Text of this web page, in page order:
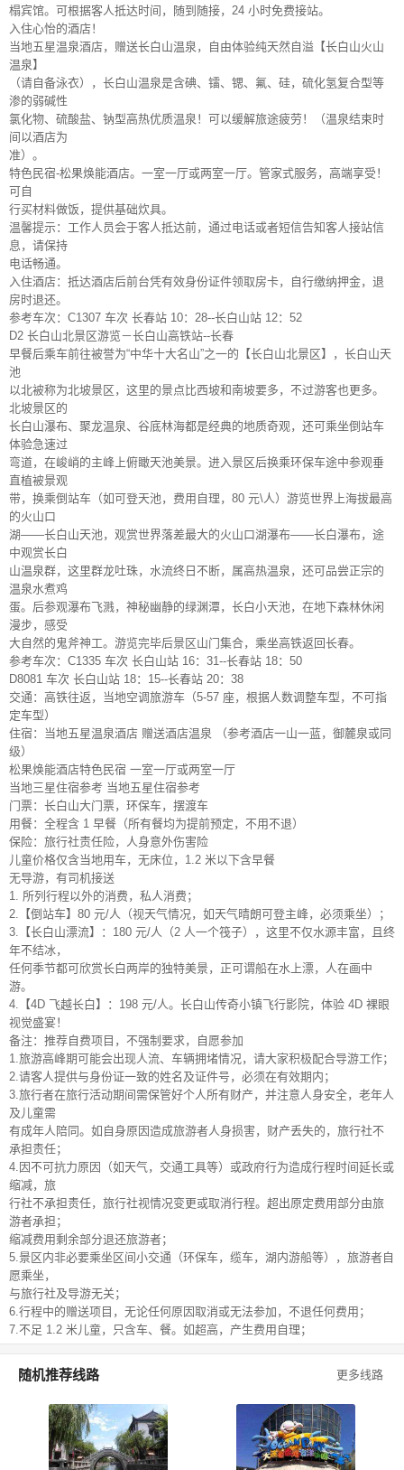
榻宾馆。可根据客人抵达时间，随到随接，24 小时免费接站。
入住心怡的酒店！
当地五星温泉酒店，赠送长白山温泉，自由体验纯天然自溢【长白山火山
温泉】
（请自备泳衣），长白山温泉是含碘、镭、锶、氟、硅，硫化氢复合型等
渗的弱碱性
氯化物、硫酸盐、钠型高热优质温泉！可以缓解旅途疲劳！（温泉结束时
间以酒店为
准）。
特色民宿-松果焕能酒店。一室一厅或两室一厅。管家式服务，高端享受！
可自
行买材料做饭，提供基础炊具。
温馨提示：工作人员会于客人抵达前，通过电话或者短信告知客人接站信
息，请保持
电话畅通。
入住酒店：抵达酒店后前台凭有效身份证件领取房卡，自行缴纳押金，退
房时退还。
参考车次：C1307 车次 长春站 10：28--长白山站 12：52
D2 长白山北景区游览－长白山高铁站--长春
早餐后乘车前往被誉为“中华十大名山”之一的【长白山北景区】，长白山天
池
以北被称为北坡景区，这里的景点比西坡和南坡要多，不过游客也更多。
北坡景区的
长白山瀑布、聚龙温泉、谷底林海都是经典的地质奇观，还可乘坐倒站车
体验急速过
弯道，在峻峭的主峰上俯瞰天池美景。进入景区后换乘环保车途中参观垂
直植被景观
带，换乘倒站车（如可登天池，费用自理，80 元\人）游览世界上海拔最高
的火山口
湖——长白山天池，观赏世界落差最大的火山口湖瀑布——长白瀑布，途
中观赏长白
山温泉群，这里群龙吐珠，水流终日不断，属高热温泉，还可品尝正宗的
温泉水煮鸡
蛋。后参观瀑布飞溅，神秘幽静的绿渊潭，长白小天池，在地下森林休闲
漫步，感受
大自然的鬼斧神工。游览完毕后景区山门集合，乘坐高铁返回长春。
参考车次：C1335 车次 长白山站 16：31--长春站 18：50
D8081 车次 长白山站 18：15--长春站 20：38
交通：高铁往返，当地空调旅游车（5-57 座，根据人数调整车型，不可指
定车型）
住宿：当地五星温泉酒店 赠送酒店温泉 （参考酒店一山一蓝，御麓泉或同
级）
松果焕能酒店特色民宿 一室一厅或两室一厅
当地三星住宿参考 当地五星住宿参考
门票：长白山大门票，环保车，摆渡车
用餐：全程含 1 早餐（所有餐均为提前预定，不用不退）
保险：旅行社责任险，人身意外伤害险
儿童价格仅含当地用车，无床位，1.2 米以下含早餐
无导游，有司机接送
1. 所列行程以外的消费，私人消费；
2.【倒站车】80 元/人（视天气情况，如天气晴朗可登主峰，必须乘坐）；
3.【长白山漂流】：180 元/人（2 人一个筏子），这里不仅水源丰富，且终
年不结冰，
任何季节都可欣赏长白两岸的独特美景，正可谓船在水上漂，人在画中
游。
4.【4D 飞越长白】：198 元/人。长白山传奇小镇飞行影院，体验 4D 裸眼
视觉盛宴！
备注：推荐自费项目，不强制要求，自愿参加
1.旅游高峰期可能会出现人流、车辆拥堵情况，请大家积极配合导游工作；
2.请客人提供与身份证一致的姓名及证件号，必须在有效期内；
3.旅行者在旅行活动期间需保管好个人所有财产，并注意人身安全，老年人
及儿童需
有成年人陪同。如自身原因造成旅游者人身损害，财产丢失的，旅行社不
承担责任；
4.因不可抗力原因（如天气，交通工具等）或政府行为造成行程时间延长或
缩减，旅
行社不承担责任，旅行社视情况变更或取消行程。超出原定费用部分由旅
游者承担；
缩减费用剩余部分退还旅游者；
5.景区内非必要乘坐区间小交通（环保车，缆车，湖内游船等），旅游者自
愿乘坐，
与旅行社及导游无关；
6.行程中的赠送项目，无论任何原因取消或无法参加，不退任何费用；
7.不足 1.2 米儿童，只含车、餐。如超高，产生费用自理；
更多线路
随机推荐线路